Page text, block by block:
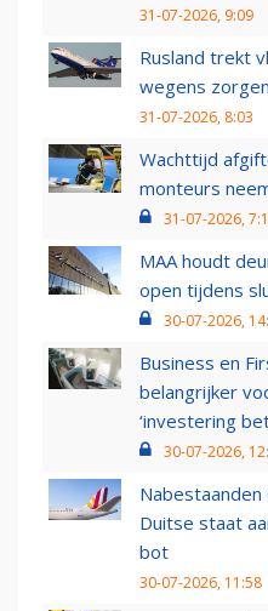
31-07-2026, 9:09
Rusland trekt
wegens
31-07-2026, 8:03
Wachttijd
monteurs
31-07-2026,
MAA houdt
open tijdens
30-07-2026,
Business en
belangrijker
‘investering
30-07-2026,
Nabestaanden
Duitse staat
bot
30-07-2026, 11:58